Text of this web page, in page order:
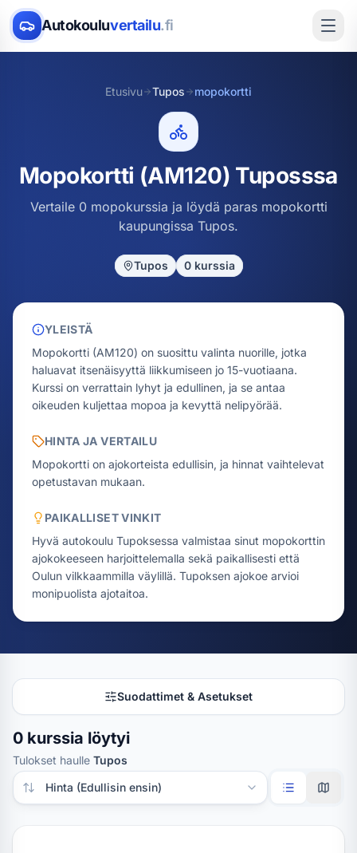
Autokouluvertailu.fi
Etusivu Tupos mopokortti
Mopokortti (AM120) Tuposssa
Vertaile 0 mopokurssia ja löydä paras mopokortti
kaupungissa Tupos.
Tupos 0kurssia
YLEISTÄ
Mopokortti (AM120) on suosittu valinta nuorille, jotka
haluavat itsenäisyyttä liikkumiseen jo 15-vuotiaana.
Kurssi on verrattain lyhyt ja edullinen, ja se antaa
oikeuden kuljettaa mopoa ja kevyttä nelipyörää.
HINTA JA VERTAILU
Mopokortti on ajokorteista edullisin, ja hinnat vaihtelevat
opetustavan mukaan.
PAIKALLISET VINKIT
Hyvä autokoulu Tupoksessa valmistaa sinut mopokorttin
ajokokeeseen harjoittelemalla sekä paikallisesti että
Oulun vilkkaammilla väylillä. Tupoksen ajokoe arvioi
monipuolista ajotaitoa.
Suodattimet & Asetukset
0 kurssia löytyi
Tulokset haulle Tupos
Järjestä tulokset